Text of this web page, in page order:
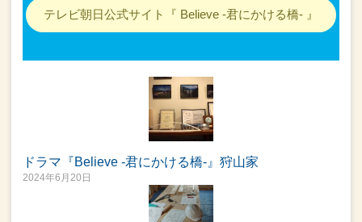
テレビ朝日公式サイト『 Believe -君にかける橋- 』
ドラマ『Believe -君にかける橋-』狩山家
2024年6月20日